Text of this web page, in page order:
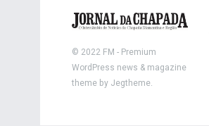
© 2022 FM - Premium
WordPress news & magazine
theme by Jegtheme.